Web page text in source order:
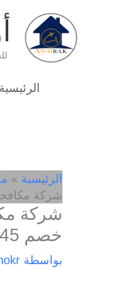
الرئيسية
الرئيسية
شركة مكافحة حشرات
خصم 45%
بواسطة